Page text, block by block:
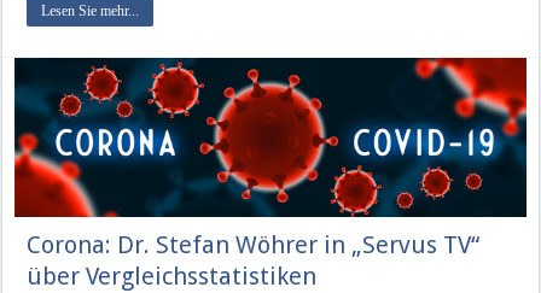
Lesen Sie mehr...
Corona: Dr. Stefan Wöhrer in „Servus TV“
über Vergleichsstatistiken